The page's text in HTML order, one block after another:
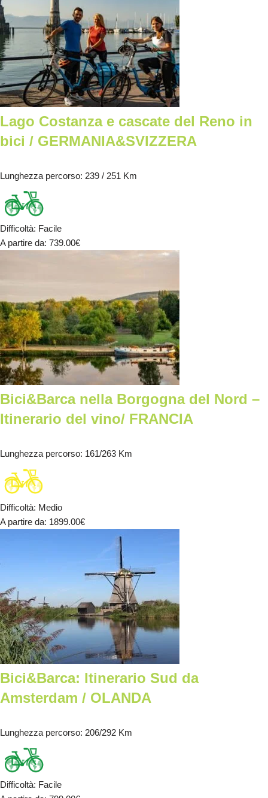
Lago Costanza e cascate del Reno in
bici / GERMANIA&SVIZZERA
Lunghezza percorso: 239 / 251 Km
Difficoltà: Facile
A partire da: 739.00€
Bici&Barca nella Borgogna del Nord –
Itinerario del vino/ FRANCIA
Lunghezza percorso: 161/263 Km
Difficoltà: Medio
A partire da: 1899.00€
Bici&Barca: Itinerario Sud da
Amsterdam / OLANDA
Lunghezza percorso: 206/292 Km
Difficoltà: Facile